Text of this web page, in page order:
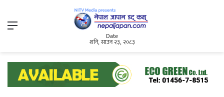
Menu
Date
शनि, साउन २३, २०८३